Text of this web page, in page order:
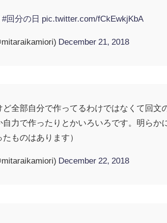
#回分の日 pic.twitter.com/fCkEwkjKbA
December 21, 2018
全部自分で作ってるわけではなくて回
力で作ったりとかいろいろです。明ら
ものはあります）
December 22, 2018